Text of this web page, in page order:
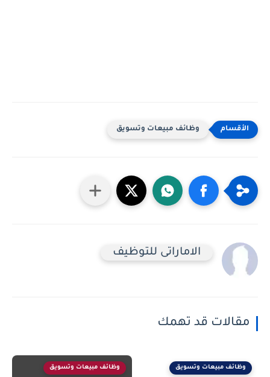
وظائف مبيعات وتسويق
الاماراتى للتوظيف
مقالات قد تهمك
وظائف مبيعات وتسويق وظائف مبيعات وتسويق